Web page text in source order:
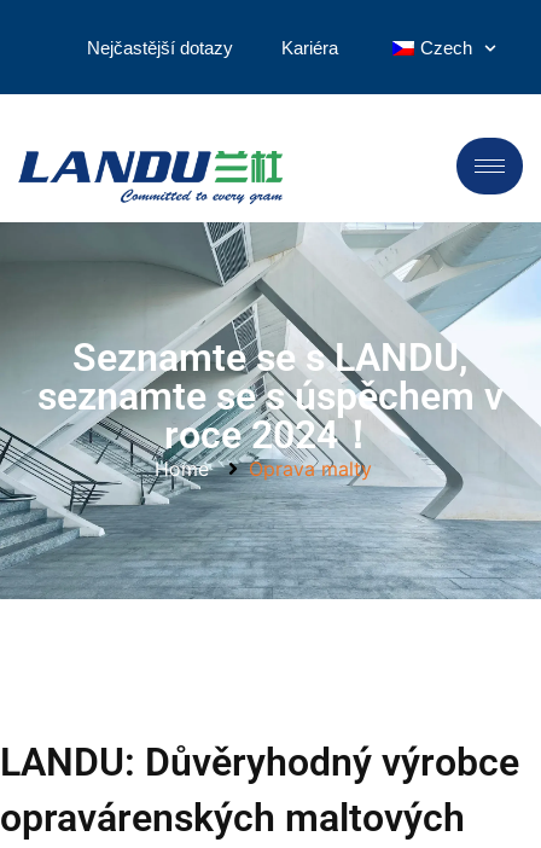
Nejčastější dotazy Kariéra Czech
Seznamte se s LANDU,
seznamte se s úspěchem v
roce 2024！
Home Oprava malty
LANDU: Důvěryhodný výrobce
opravárenských maltových